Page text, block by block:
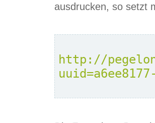
ausdrucken, so setzt
http://